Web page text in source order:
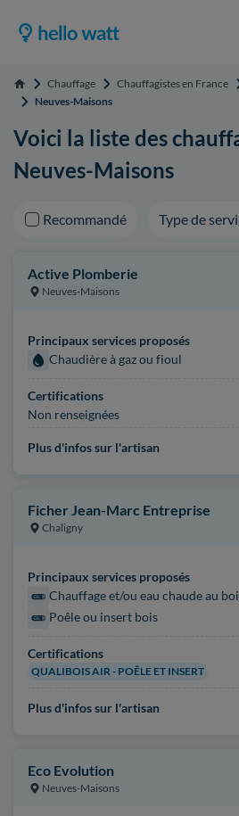
Accueil Chauffage Chauffagistes en France
Neuves-Maisons
Voici la liste des
Neuves-Maisons
Recommandé Type de
Active Plomberie
Neuves-Maisons
Principaux services proposés
Chaudière à gaz ou fioul
Certifications
Non renseignées
Plus d'infos sur l'artisan
Ficher Jean-Marc Entreprise
Chaligny
Principaux services proposés
Chauffage et/ou eau chaude au
Poêle ou insert bois
Certifications
QUALIBOIS AIR - POÊLE ET INSERT
Plus d'infos sur l'artisan
Eco Evolution
Neuves-Maisons